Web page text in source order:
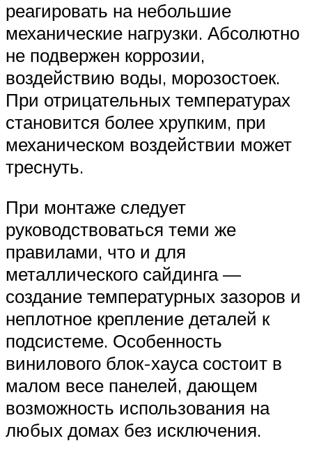
реагировать на небольшие
механические нагрузки. Абсолютно
не подвержен коррозии,
воздействию воды, морозостоек.
При отрицательных температурах
становится более хрупким, при
механическом воздействии может
треснуть.
При монтаже следует
руководствоваться теми же
правилами, что и для
металлического сайдинга —
создание температурных зазоров и
неплотное крепление деталей к
подсистеме. Особенность
винилового блок-хауса состоит в
малом весе панелей, дающем
возможность использования на
любых домах без исключения.